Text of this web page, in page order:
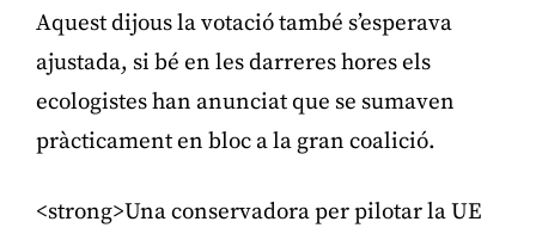
Aquest dijous la votació també s’esperava
ajustada, si bé en les darreres hores els
ecologistes han anunciat que se sumaven
pràcticament en bloc a la gran coalició.
<strong>Una conservadora per pilotar la UE